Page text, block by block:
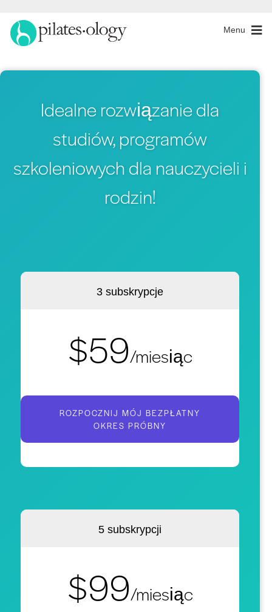
Menu
Idealne rozwiązanie dla
studiów, programów
szkoleniowych dla nauczycieli i
rodzin!
3 subskrypcje
$59/miesiąc
ROZPOCZNIJ MÓJ BEZPŁATNY
OKRES PRÓBNY
5 subskrypcji
$99/miesiąc